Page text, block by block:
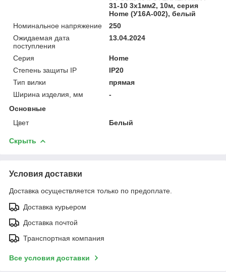
31-10 3x1мм2, 10м, серия
Home (У16А-002), белый
Номинальное напряжение
250
Ожидаемая дата
поступления
13.04.2024
Серия
Home
Степень защиты IP
IP20
Тип вилки
прямая
Ширина изделия, мм
-
Основные
Цвет
Белый
Скрыть
Условия доставки
Доставка осуществляется только по предоплате.
Доставка курьером
Доставка почтой
Транспортная компания
Все условия доставки